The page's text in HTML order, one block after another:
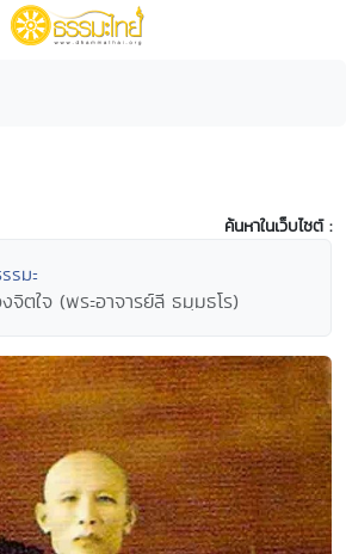
ค้นหาในเว็บไซต์ :
รมะ
จิตใจ (พระอาจารย์ลี ธมฺมธโร)